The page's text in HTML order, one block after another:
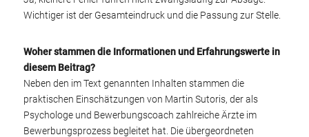
Wichtiger ist der Gesamteindruck und die Passung zur Stelle.
Woher stammen die Informationen und Erfahrungswerte in
diesem Beitrag?
Neben den im Text genannten Inhalten stammen die
praktischen Einschätzungen von Martin Sutoris, der als
Psychologe und Bewerbungscoach zahlreiche Ärzte im
Bewerbungsprozess begleitet hat. Die übergeordneten